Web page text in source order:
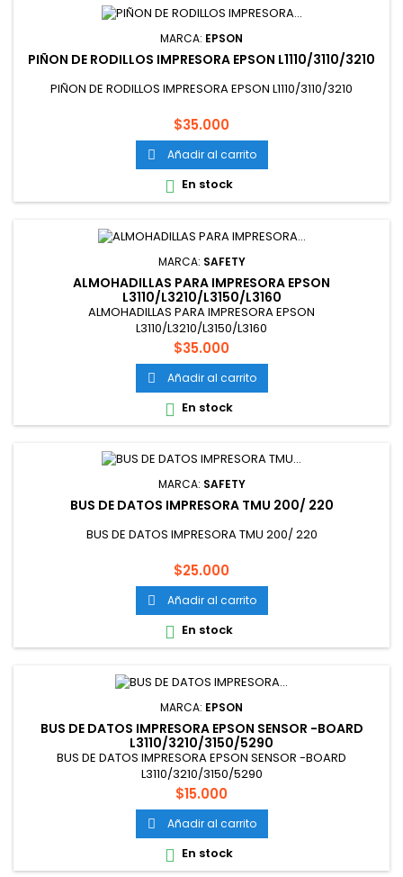
MARCA: EPSON
PIÑON DE RODILLOS IMPRESORA EPSON L1110/3110/3210
PIÑON DE RODILLOS IMPRESORA EPSON L1110/3110/3210
Precio
$35.000
 Añadir al carrito
 En stock
MARCA: SAFETY
ALMOHADILLAS PARA IMPRESORA EPSON
L3110/L3210/L3150/L3160
ALMOHADILLAS PARA IMPRESORA EPSON
L3110/L3210/L3150/L3160
Precio
$35.000
 Añadir al carrito
 En stock
MARCA: SAFETY
BUS DE DATOS IMPRESORA TMU 200/ 220
BUS DE DATOS IMPRESORA TMU 200/ 220
Precio
$25.000
 Añadir al carrito
 En stock
MARCA: EPSON
BUS DE DATOS IMPRESORA EPSON SENSOR -BOARD
L3110/3210/3150/5290
BUS DE DATOS IMPRESORA EPSON SENSOR -BOARD
L3110/3210/3150/5290
Precio
$15.000
 Añadir al carrito
 En stock